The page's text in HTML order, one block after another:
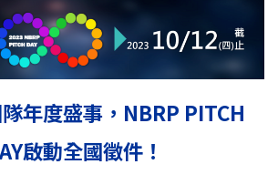
年度盛事，NBRP PITCH
啟動全國徵件！